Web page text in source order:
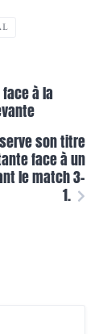
face à la
son titre
face à un
le match 3-
1.